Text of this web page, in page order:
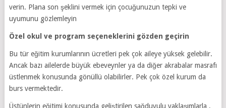
verin. Plana son şeklini vermek için çocuğunuzun tepki ve
uyumunu gözlemleyin
Özel okul ve program seçeneklerini gözden geçirin
Bu tür eğitim kurumlarının ücretleri pek çok aileye yüksek gelebilir.
Ancak bazı ailelerde büyük ebeveynler ya da diğer akrabalar masrafı
üstlenmek konusunda gönüllü olabilirler. Pek çok özel kurum da
burs vermektedir.
Üstünlerin eğitimi konusunda geliştirilen sağduyulu yaklaşımlarla ,